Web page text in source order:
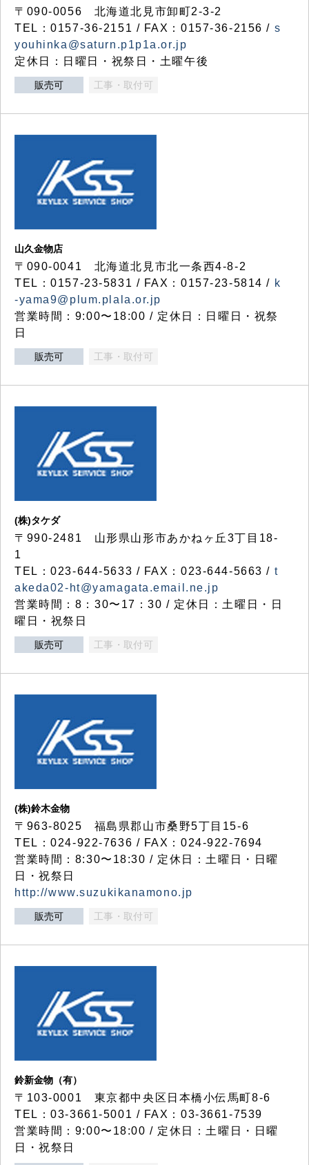
〒090-0056 北海道北見市卸町2-3-2
TEL：0157-36-2151 / FAX：0157-36-2156 / s
youhinka@saturn.p1p1a.or.jp
定休日：日曜日・祝祭日・土曜午後
販売可 工事・取付可
山久金物店
〒090-0041 北海道北見市北一条西4-8-2
TEL：0157-23-5831 / FAX：0157-23-5814 / k
-yama9@plum.plala.or.jp
営業時間：9:00〜18:00 / 定休日：日曜日・祝祭
日
販売可 工事・取付可
(株)タケダ
〒990-2481 山形県山形市あかねヶ丘3丁目18-
1
TEL：023-644-5633 / FAX：023-644-5663 / t
akeda02-ht@yamagata.email.ne.jp
営業時間：8：30〜17：30 / 定休日：土曜日・日
曜日・祝祭日
販売可 工事・取付可
(株)鈴木金物
〒963-8025 福島県郡山市桑野5丁目15-6
TEL：024-922-7636 / FAX：024-922-7694
営業時間：8:30〜18:30 / 定休日：土曜日・日曜
日・祝祭日
http://www.suzukikanamono.jp
販売可 工事・取付可
鈴新金物（有）
〒103-0001 東京都中央区日本橋小伝馬町8-6
TEL：03-3661-5001 / FAX：03-3661-7539
営業時間：9:00〜18:00 / 定休日：土曜日・日曜
日・祝祭日